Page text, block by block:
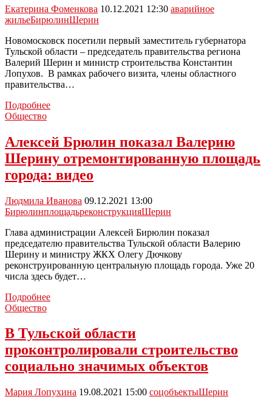
Екатерина Фоменкова 10.12.2021 12:30 аварийное
жильеБирюлинШерин
Новомосковск посетили первый заместитель губернатора
Тульской области – председатель правительства региона
Валерий Шерин и министр строительства Константин
Лопухов. В рамках рабочего визита, члены областного
правительства…
ПодробнееЧлены
осмотрели
дома
для
из
жилья
в
видео
Общество
Алексей Брюлин показал Валерию
Шерину отремонтированную площадь
города: видео
Людмила Иванова 09.12.2021 13:00
БирюлинплощадьреконструкцияШерин
Глава администрации Алексей Бирюлин показал
председателю правительства Тульской области Валерию
Шерину и министру ЖКХ Олегу Дючкову
реконструированную центральную площадь города. Уже 20
числа здесь будет…
ПодробнееАлексей
Валерию
Шерину
отремонтированную
площадь
города:
Общество
В Тульской области
проконтролировали строительство
социально значимых объектов
Мария Лопухина 19.08.2021 15:00 соцобъектыШерин